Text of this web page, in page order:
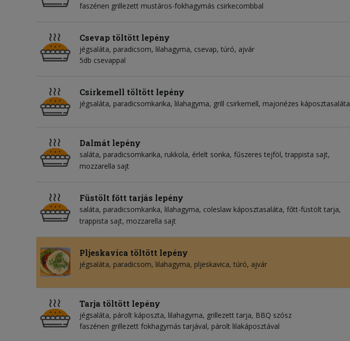
faszénen grillezett mustáros-fokhagymás csirkecombbal
Csevap töltött lepény
jégsaláta paradicsom lilahagyma csevap túró ajvár
5db csevappal
Csirkemell töltött lepény
jégsaláta paradicsomkarika lilahagyma grill csirkemell majonézes káposztasaláta
Dalmát lepény
saláta paradicsomkarika rukkola érlelt sonka fűszeres tejföl trappista sajt
mozzarella sajt
Füstölt főtt tarjás lepény
saláta paradicsomkarika lilahagyma coleslaw káposztasaláta főtt-füstölt tarja
trappista sajt mozzarella sajt
Pljeskavica töltött lepény
jégsaláta paradicsom lilahagyma pljeskavica túró ajvár
Tarja töltött lepény
jégsaláta párolt káposzta lilahagyma grillezett tarja BBQ szósz
faszénen grillezett fokhagymás tarjával, párolt lilakáposztával